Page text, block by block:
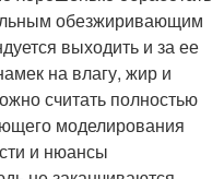
обезжиривающим
выходить и за ее
на влагу, жир и
считать полностью
моделирования
и нюансы